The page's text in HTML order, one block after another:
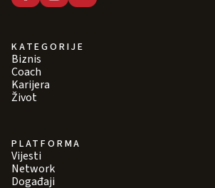
KATEGORIJE
Biznis
Coach
Karijera
Život
PLATFORMA
Vijesti
Network
Događaji